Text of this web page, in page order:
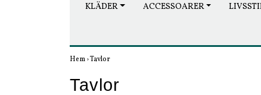
KLÄDER ACCESSOARER
Hem›Tavlor
Tavlor